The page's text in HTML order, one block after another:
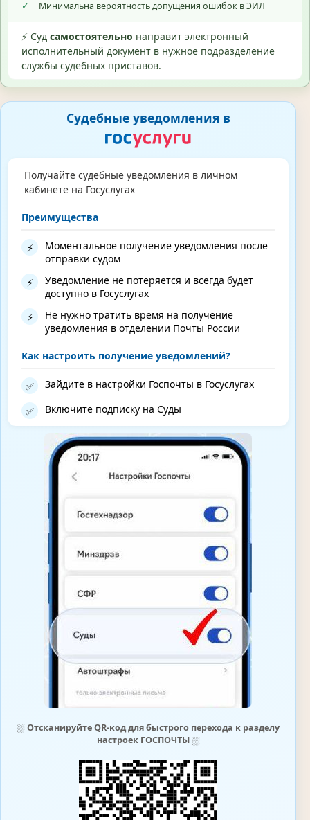
✓ Минимальна вероятность допущения ошибок в ЭИЛ
⚡ Суд самостоятельно направит электронный
исполнительный документ в нужное подразделение
службы судебных приставов.
Судебные уведомления в
Получайте судебные уведомления в личном
кабинете на Госуслугах
Преимущества
⚡
Моментальное получение уведомления после
отправки судом
⚡
Уведомление не потеряется и всегда будет
доступно в Госуслугах
⚡
Не нужно тратить время на получение
уведомления в отделении Почты России
Как настроить получение уведомлений?
✅ Зайдите в настройки Госпочты в Госуслугах
✅ Включите подписку на Суды
⛆ Отсканируйте QR-код для быстрого перехода к разделу
настроек ГОСПОЧТЫ⛆